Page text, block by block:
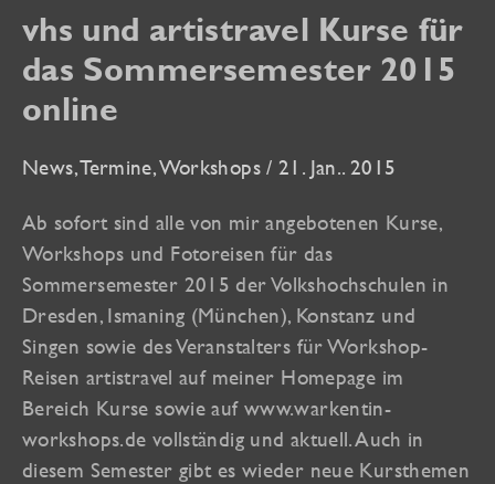
Ortenau
vhs und artistravel Kurse für
das Sommersemester 2015
online
News,Termine,Workshops / 21. Jan.. 2015
Ab sofort sind alle von mir angebotenen Kurse,
Workshops und Fotoreisen für das
Sommersemester 2015 der Volkshochschulen in
Dresden, Ismaning (München), Konstanz und
Singen sowie des Veranstalters für Workshop-
Reisen artistravel auf meiner Homepage im
Bereich Kurse sowie auf www.warkentin-
workshops.de vollständig und aktuell. Auch in
diesem Semester gibt es wieder neue Kursthemen